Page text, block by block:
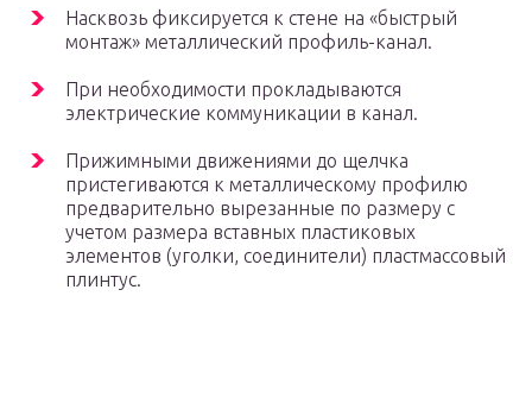
Насквозь фиксируется к стене на «быстрый
монтаж» металлический профиль-канал.
При необходимости прокладываются
электрические коммуникации в канал.
Прижимными движениями до щелчка
пристегиваются к металлическому профилю
предварительно вырезанные по размеру с
учетом размера вставных пластиковых
элементов (уголки, соединители) пластмассовый
плинтус.